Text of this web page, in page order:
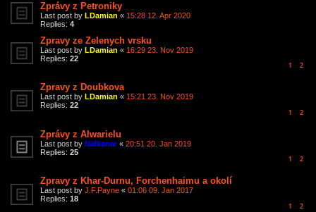
Zprávy z Petroniky
Last post by LDamian « 15:28 12. Apr 2020
Replies: 4
Zpravy ze Zelenych vrsku
Last post by LDamian « 16:29 23. Nov 2019
Replies: 22
1 2
Zpravy z Doubkova
Last post by LDamian « 15:21 23. Nov 2019
Replies: 22
1 2
Zprávy z Alwarielu
Last post by Nalkanar« 20:51 20. Jan 2019
Replies: 25
1 2
Zpravy z Khar-Durnu, Forchenhaimu a okolí
Last post by J.F.Payne « 01:06 09. Jan 2017
Replies: 18
1 2